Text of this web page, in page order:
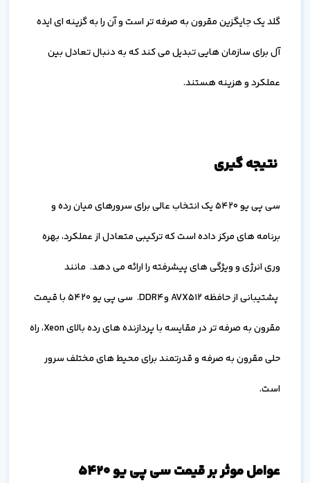
گلد یک جایگزین مقرون به صرفه تر است و آن را به گزینه ای ایده
آل برای سازمان هایی تبدیل می کند که به دنبال تعادل بین
عملکرد و هزینه هستند.
نتیجه گیری
سی پی یو 5420 یک انتخاب عالی برای سرورهای میان رده و
برنامه های مرکز داده است که ترکیبی متعادل از عملکرد، بهره
وری انرژی و ویژگی های پیشرفته را ارائه می دهد. مانند
پشتیبانی از حافظه AVX512 وDDR4. سی پی یو 5420 با قیمت
مقرون به صرفه تر در مقایسه با پردازنده های رده بالای Xeon، راه
حلی مقرون به صرفه و قدرتمند برای محیط های مختلف سرور
است.
عوامل موثر بر قیمت سی پی یو 5420